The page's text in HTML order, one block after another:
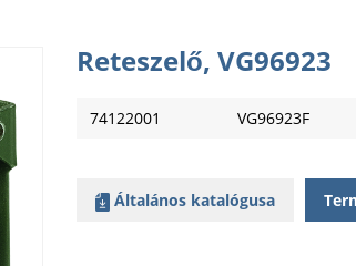
Reteszelő, VG96923
74122001 VG96923F
Általános katalógusa